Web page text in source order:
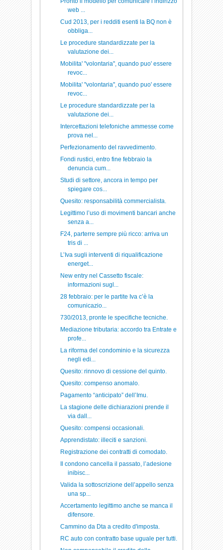
web ...
Cud 2013, per i redditi esenti la BQ non è
obbliga...
Le procedure standardizzate per la
valutazione dei...
Mobilita' ''volontaria'', quando puo' essere
revoc...
Mobilita' ''volontaria'', quando puo' essere
revoc...
Le procedure standardizzate per la
valutazione dei...
Intercettazioni telefoniche ammesse come
prova nel...
Perfezionamento del ravvedimento.
Fondi rustici, entro fine febbraio la
denuncia cum...
Studi di settore, ancora in tempo per
spiegare cos...
Quesito: responsabilità commercialista.
Legittimo l’uso di movimenti bancari anche
senza a...
F24, parterre sempre più ricco: arriva un
tris di ...
L’Iva sugli interventi di riqualificazione
energet...
New entry nel Cassetto fiscale:
informazioni sugl...
28 febbraio: per le partite Iva c’è la
comunicazio...
730/2013, pronte le specifiche tecniche.
Mediazione tributaria: accordo tra Entrate e
profe...
La riforma del condominio e la sicurezza
negli edi...
Quesito: rinnovo di cessione del quinto.
Quesito: compenso anomalo.
Pagamento “anticipato” dell’Imu.
La stagione delle dichiarazioni prende il
via dall...
Quesito: compensi occasionali.
Apprendistato: illeciti e sanzioni.
Registrazione dei contratti di comodato.
Il condono cancella il passato, l’adesione
inibisc...
Valida la sottoscrizione dell’appello senza
una sp...
Accertamento legittimo anche se manca il
difensore.
Cammino da Dta a credito d'imposta.
RC auto con contratto base uguale per tutti.